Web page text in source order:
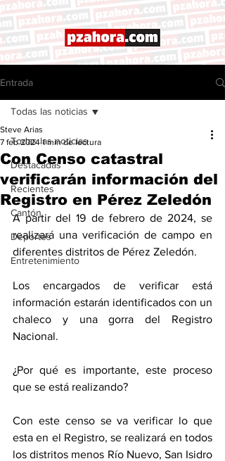
Entrada
Todas las noticias
Destacadas
Recientes
Cantón
Deportes
Entretenimiento
Todas las noticias
Con Censo catastral
verificarán información del
Registro en Pérez Zeledón
Steve Arias
7 feb 2024 1 min de lectura
A partir del 19 de febrero de 2024, se
realizará una verificación de campo en
diferentes distritos de Pérez Zeledón.
Los encargados de verificar está
información estarán identificados con un
chaleco y una gorra del Registro
Nacional.
¿Por qué es importante, este proceso
que se está realizando?
Con este censo se va verificar lo que
esta en el Registro, se realizará en todos
los distritos menos Río Nuevo, San Isidro